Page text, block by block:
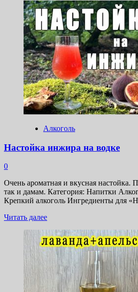
о
Ароматная
настойка
на
айве
Алкоголь
Настойка инжира на водке
0
Очень ароматная и вкусная настойка.
так и дамам. Категория: Напитки
Крепкий алкоголь Ингредиенты для
Читать далееПрочитать
о
Настойка
инжира
на
водке